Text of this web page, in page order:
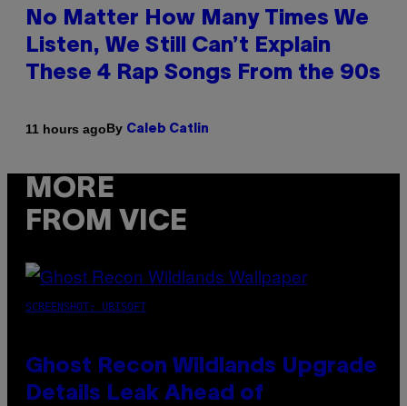
No Matter How Many Times We
Listen, We Still Can’t Explain
These 4 Rap Songs From the 90s
11 hours agoBy Caleb Catlin
MORE
FROM VICE
SCREENSHOT: UBISOFT
Ghost Recon Wildlands Upgrade
Details Leak Ahead of